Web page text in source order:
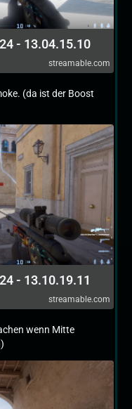
- 13.04.15.10
streamable.com
(da ist der Boost
- 13.10.19.11
streamable.com
wenn Mitte